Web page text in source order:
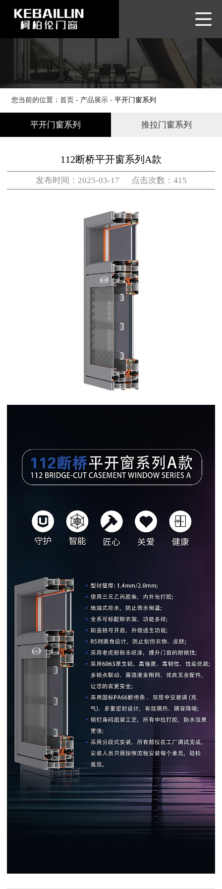
网站首页
品牌介绍
产品展示
品牌优势
客户服务
您当前的位置： 首页 - 产品展示- 平开门窗系列
平开门窗系列 推拉门窗系列
112断桥平开窗系列A款
发布时间：2025-03-17 点击次数：415